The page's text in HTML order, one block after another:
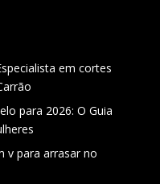
em cortes
para 2026: O Guia
v para arrasar no